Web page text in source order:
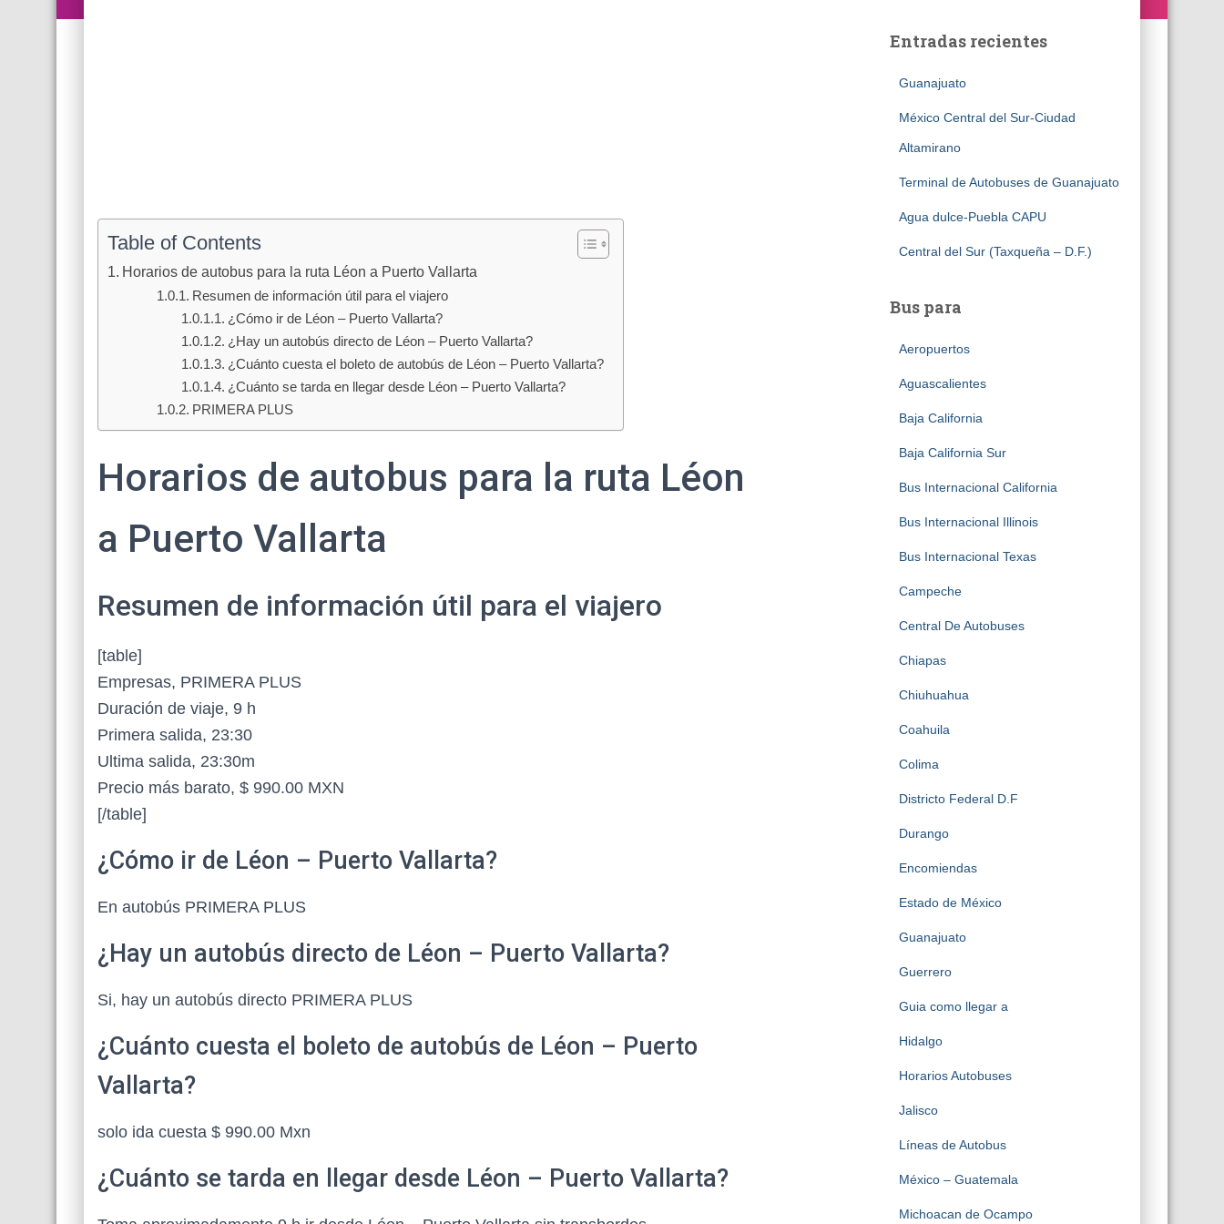
Table of Contents
Horarios de autobus para la ruta Léon a Puerto Vallarta
Resumen de información útil para el viajero
¿Cómo ir de Léon – Puerto Vallarta?
¿Hay un autobús directo de Léon – Puerto Vallarta?
¿Cuánto cuesta el boleto de autobús de Léon – Puerto Vallarta?
¿Cuánto se tarda en llegar desde Léon – Puerto Vallarta?
PRIMERA PLUS
Horarios de autobus para la ruta Léon
a Puerto Vallarta
Resumen de información útil para el viajero
[table]
Empresas, PRIMERA PLUS
Duración de viaje, 9 h
Primera salida, 23:30
Ultima salida, 23:30m
Precio más barato, $ 990.00 MXN
[/table]
¿Cómo ir de Léon – Puerto Vallarta?
En autobús PRIMERA PLUS
¿Hay un autobús directo de Léon – Puerto Vallarta?
Si, hay un autobús directo PRIMERA PLUS
¿Cuánto cuesta el boleto de autobús de Léon – Puerto
Vallarta?
solo ida cuesta $ 990.00 Mxn
¿Cuánto se tarda en llegar desde Léon – Puerto Vallarta?
Entradas recientes
Guanajuato
México Central del Sur-Ciudad
Altamirano
Terminal de Autobuses de Guanajuato
Agua dulce-Puebla CAPU
Central del Sur (Taxqueña – D.F.)
Bus para
Aeropuertos
Aguascalientes
Baja California
Baja California Sur
Bus Internacional California
Bus Internacional Illinois
Bus Internacional Texas
Campeche
Central De Autobuses
Chiapas
Chiuhuahua
Coahuila
Colima
Districto Federal D.F
Durango
Encomiendas
Estado de México
Guanajuato
Guerrero
Guia como llegar a
Hidalgo
Horarios Autobuses
Jalisco
Líneas de Autobus
México – Guatemala
Michoacan de Ocampo